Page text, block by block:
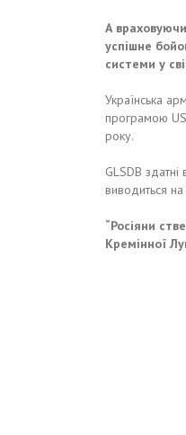
А
успішне
системи у
Українська
програмою
року.
GLSDB
виводиться
“Росіяни
Кремінної